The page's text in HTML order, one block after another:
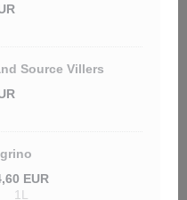
Source Villers
EUR
1L